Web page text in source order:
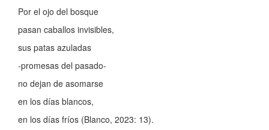
Por el ojo del bosque
pasan caballos invisibles,
sus patas azuladas
-promesas del pasado-
no dejan de asomarse
en los días blancos,
en los días fríos (Blanco, 2023: 13).